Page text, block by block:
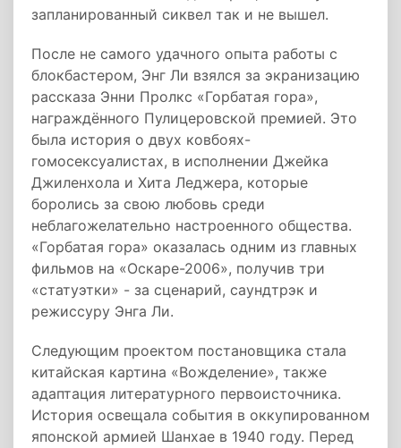
запланированный сиквел так и не вышел.
После не самого удачного опыта работы с
блокбастером, Энг Ли взялся за экранизацию
рассказа Энни Пролкс «Горбатая гора»,
награждённого Пулицеровской премией. Это
была история о двух ковбоях-
гомосексуалистах, в исполнении Джейка
Джиленхола и Хита Леджера, которые
боролись за свою любовь среди
неблагожелательно настроенного общества.
«Горбатая гора» оказалась одним из главных
фильмов на «Оскаре-2006», получив три
«статуэтки» - за сценарий, саундтрэк и
режиссуру Энга Ли.
Следующим проектом постановщика стала
китайская картина «Вожделение», также
адаптация литературного первоисточника.
История освещала события в оккупированном
японской армией Шанхае в 1940 году. Перед